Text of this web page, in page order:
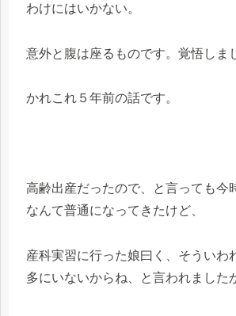
わけにはいかない。
意外と腹は座るものです。覚悟しま
かれこれ５年前の話です。
高齢出産だったので、と言っても今
なんて普通になってきたけど、
産科実習に行った娘曰く、そういわ
多にいないからね、と言われました